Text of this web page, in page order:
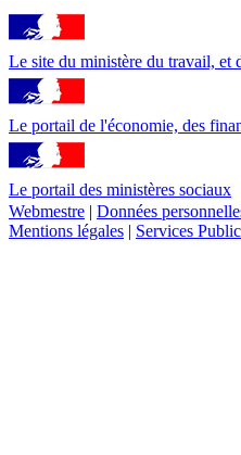
Le site du ministère du travail, et
Le portail de l'économie, des
Le portail des ministères sociaux
Webmestre | Données
Mentions légales | Services